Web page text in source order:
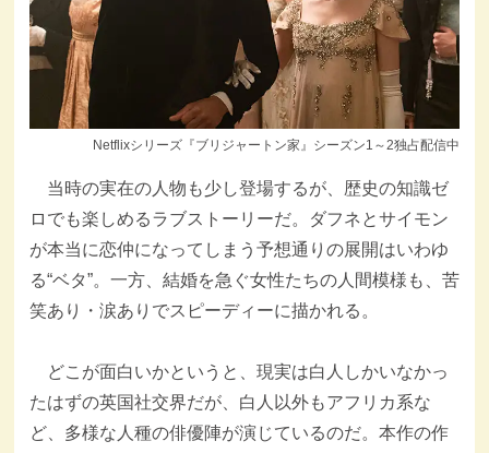
Netflixシリーズ『ブリジャートン家』シーズン1～2独占配信中
当時の実在の人物も少し登場するが、歴史の知識ゼ
ロでも楽しめるラブストーリーだ。ダフネとサイモン
が本当に恋仲になってしまう予想通りの展開はいわゆ
る“ベタ”。一方、結婚を急ぐ女性たちの人間模様も、苦
笑あり・涙ありでスピーディーに描かれる。
どこが面白いかというと、現実は白人しかいなかっ
たはずの英国社交界だが、白人以外もアフリカ系な
ど、多様な人種の俳優陣が演じているのだ。本作の作